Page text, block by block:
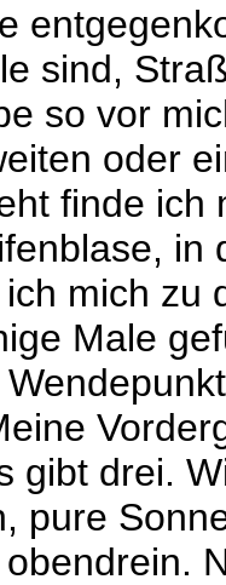
sind,
so vor
oder
finde ich
in
mich zu
Male
gibt drei.
pure